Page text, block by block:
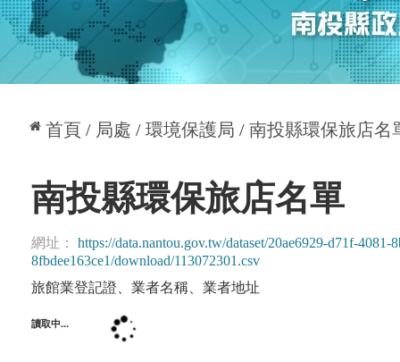
首頁 局處 環境保護局 南投縣環保旅店名
南投縣環保旅店名單
網址： https://data.nantou.gov.tw/dataset/20ae6929-d71f-
8fbdee163ce1/download/113072301.csv
旅館業登記證、業者名稱、業者地址